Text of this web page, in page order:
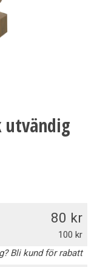
utvändig
80
100
Bli kund för rabatt